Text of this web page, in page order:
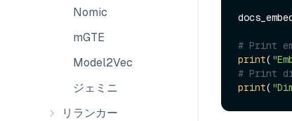
Nomic
mGTE
Model2Vec
ジェミニ
リランカー
# Print
print(
# Print
print(